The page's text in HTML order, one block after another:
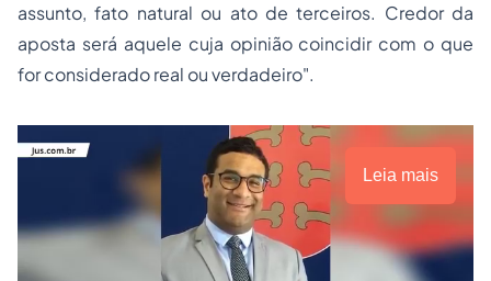
assunto, fato natural ou ato de terceiros. Credor da
aposta será aquele cuja opinião coincidir com o que
for considerado real ou verdadeiro".
Leia mais